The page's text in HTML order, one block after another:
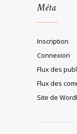
Méta
Inscription
Connexion
Flux des
Flux des
Site de